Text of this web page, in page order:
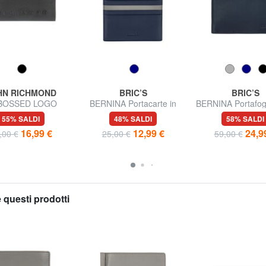
RICHMOND
LOGO
piatto in pelle
55% SALDI
€ 16,99 €
BRIC’S
BERNINA Portacarte in
pelle
48% SALDI
25,00 € 12,99 €
BRIC’S
BERNINA
58% SALDI
59,00 €
questi prodotti